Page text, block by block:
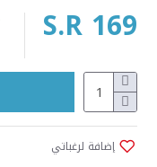
S.R 169
إضافة لرغباتي